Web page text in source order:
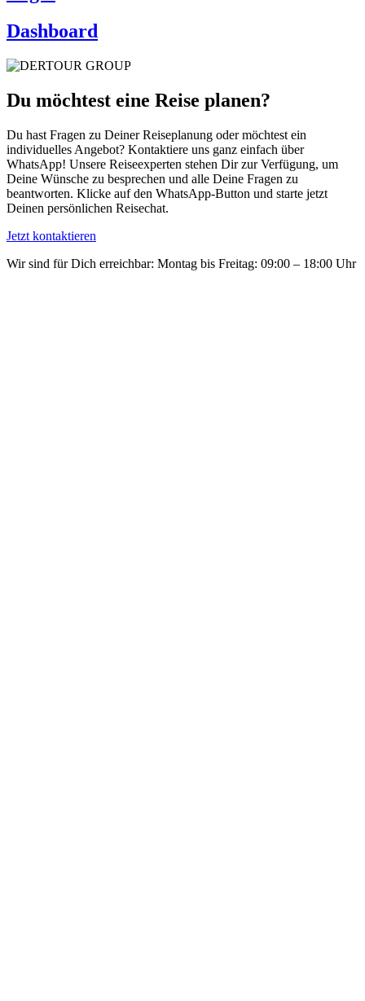
Dashboard
Du möchtest eine Reise planen?
Du hast Fragen zu Deiner Reiseplanung oder möchtest ein
individuelles Angebot? Kontaktiere uns ganz einfach über
WhatsApp! Unsere Reiseexperten stehen Dir zur Verfügung, um
Deine Wünsche zu besprechen und alle Deine Fragen zu
beantworten. Klicke auf den WhatsApp-Button und starte jetzt
Deinen persönlichen Reisechat.
Jetzt kontaktieren
Wir sind für Dich erreichbar: Montag bis Freitag: 09:00 – 18:00 Uhr